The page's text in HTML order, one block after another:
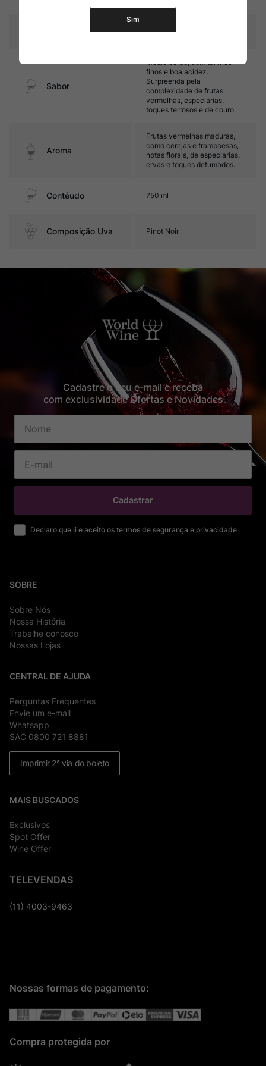
Temperatura 15ºC – 17ºC
Sabor
Médio corpo, com taninos
finos e boa acidez.
Surpreenda pela
complexidade de frutas
vermelhas, especiarias,
toques terrosos e de couro.
Aroma
Frutas vermelhas maduras,
como cerejas e framboesas,
notas florais, de especiarias,
ervas e toques defumados.
Contéudo 750 ml
Composição Uva Pinot Noir
Cadastre o seu e-mail e receba
com exclusividade Ofertas e Novidades
Cadastrar
Declaro que li e aceito os termos de segurança e privacidade
SOBRE
Sobre Nós
Nossa História
Trabalhe conosco
Nossas Lojas
CENTRAL DE AJUDA
Perguntas Frequentes
Envie um e-mail
Whatsapp
SAC 0800 721 8881
Imprimir 2ª via do boleto
MAIS BUSCADOS
Exclusivos
Spot Offer
Wine Offer
TELEVENDAS
(11) 4003-9463
Nossas formas de pagamento:
Compra protegida por
Sim